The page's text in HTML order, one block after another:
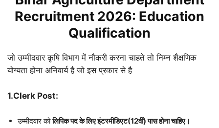
Recruitment 2026: Education
Qualification
जो उम्मीदवार कृषि विभाग में नौकरी करना चाहते तो निम्न शैक्षणिक
योग्यता होना अनिवार्य है जो इस प्रकार से है
1.Clerk Post:
उम्मीदवार कोलिपिक पद के लिए इंटरमीडिएट(12वीं) पास होना चाहिए।